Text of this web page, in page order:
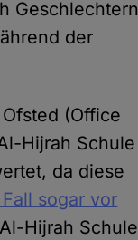
Geschlechtern
der
(Office
Hijrah Schule
da diese
sogar vor
Hijrah Schule